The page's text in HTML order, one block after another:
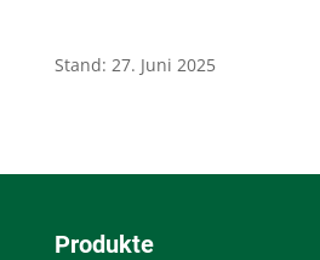
Stand: 27. Juni 2025
Produkte